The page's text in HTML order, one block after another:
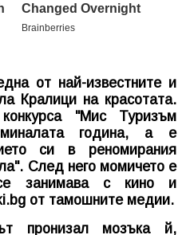
от най-известните и
Кралици на красотата.
"Мис Туризъм
година, а е
си в реномирания
След него момичето е
занимава с кино и
от тамошните медии.
пронизал мозъка й,